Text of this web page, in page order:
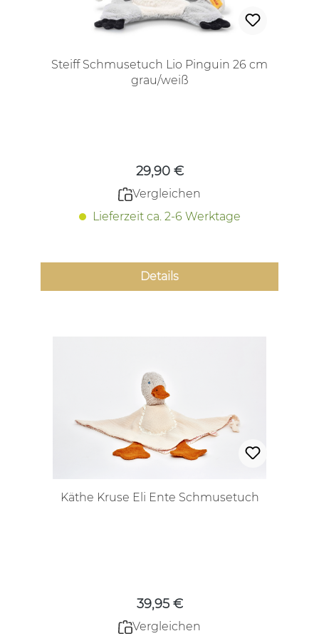
Steiff Schmusetuch Lio Pinguin 26 cm
grau/weiß
29,90 €
Vergleichen
Lieferzeit ca. 2-6 Werktage
Details
Käthe Kruse Eli Ente Schmusetuch
39,95 €
Vergleichen